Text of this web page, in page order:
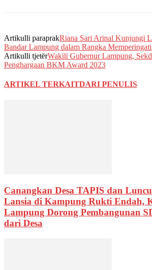
Artikulli paraprakRiana Sari Arinal Kunjungi
Bandar Lampung dalam Rangka
Artikulli tjetërWakili Gubernur Lampung,
Penghargaan BKM Award 2023
ARTIKEL TERKAITDARI PENULIS
Canangkan Desa TAPIS dan
Lansia di Kampung Rukti Endah,
Lampung Dorong Pembangunan
dari Desa